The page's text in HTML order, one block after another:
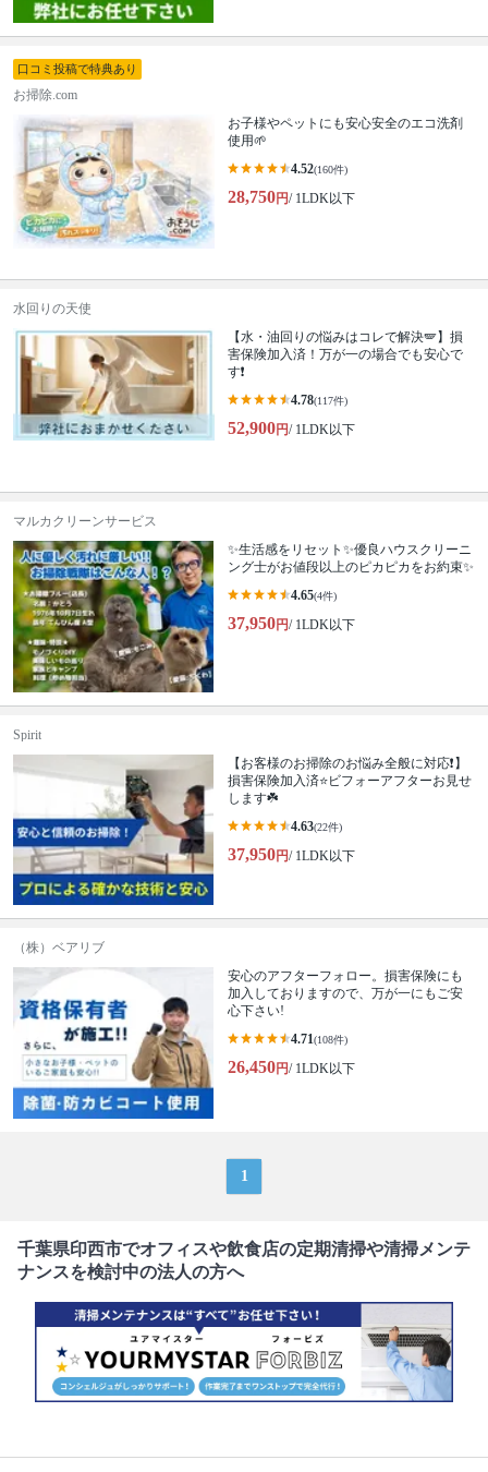
口コミ投稿で特典あり
お掃除.com
お子様やペットにも安心安全のエコ洗剤
使用🌱
4.52(160件)
28,750円/ 1LDK以下
水回りの天使
【水・油回りの悩みはコレで解決🪽】損
害保険加入済！万が一の場合でも安心で
す❗️
4.78(117件)
52,900円/ 1LDK以下
マルカクリーンサービス
✨生活感をリセット✨優良ハウスクリーニ
ング士がお値段以上のピカピカをお約束✨
4.65(4件)
37,950円/ 1LDK以下
Spirit
【お客様のお掃除のお悩み全般に対応❗️】
損害保険加入済⭐️ビフォーアフターお見せ
します☘️
4.63(22件)
37,950円/ 1LDK以下
（株）ベアリブ
安心のアフターフォロー。損害保険にも
加入しておりますので、万が一にもご安
心下さい!
4.71(108件)
26,450円/ 1LDK以下
1
千葉県印西市でオフィスや飲食店の定期清掃や清掃メンテ
ナンスを検討中の法人の方へ